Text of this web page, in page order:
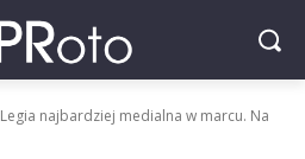
Legia najbardziej medialna w marcu. Na